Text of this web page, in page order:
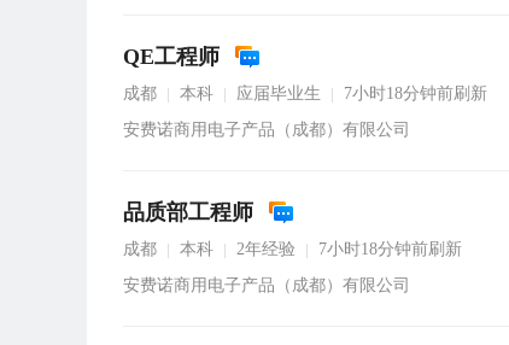
QE工程师
成都 本科 应届毕业生
7小时18分钟前刷新
安费诺商用电子产品（成都）有限公司
品质部工程师
成都 本科 2年经验
7小时18分钟前刷新
安费诺商用电子产品（成都）有限公司